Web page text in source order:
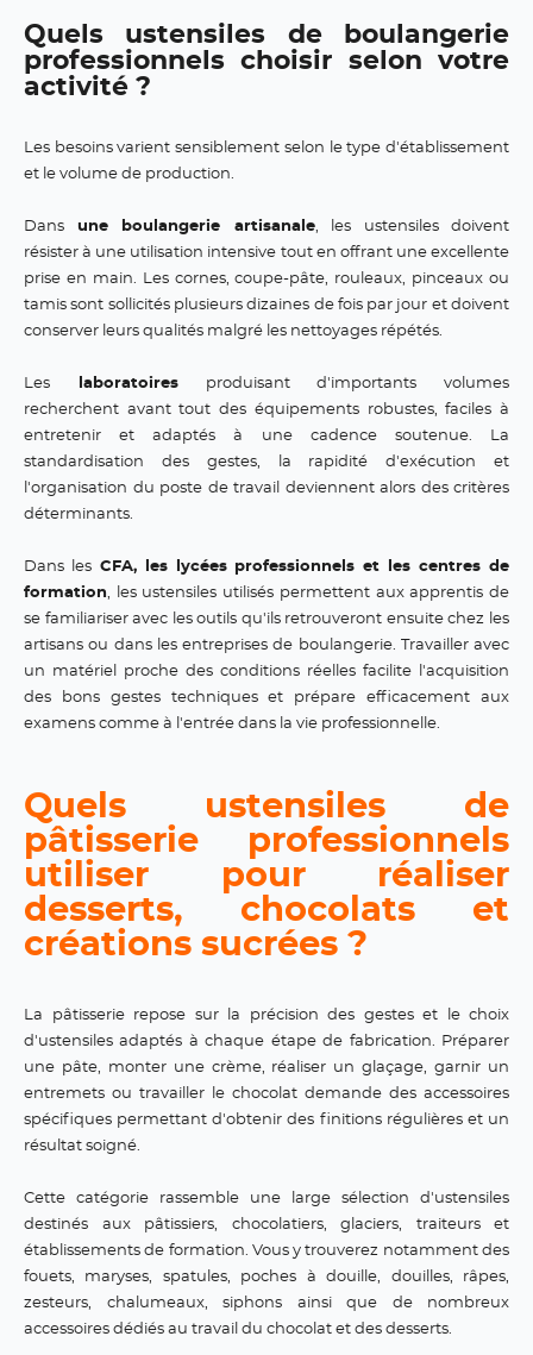
Quels ustensiles de boulangerie
professionnels choisir selon votre
activité ?
Les besoins varient sensiblement selon le type d'établissement
et le volume de production.
Dans une boulangerie artisanale, les ustensiles doivent
résister à une utilisation intensive tout en offrant une excellente
prise en main. Les cornes, coupe-pâte, rouleaux, pinceaux ou
tamis sont sollicités plusieurs dizaines de fois par jour et doivent
conserver leurs qualités malgré les nettoyages répétés.
Les laboratoiresproduisant d'importants volumes
recherchent avant tout des équipements robustes, faciles à
entretenir et adaptés à une cadence soutenue. La
standardisation des gestes, la rapidité d'exécution et
l'organisation du poste de travail deviennent alors des critères
déterminants.
Dans lesCFA, les lycées professionnels et les centres de
formation, les ustensiles utilisés permettent aux apprentis de
se familiariser avec les outils qu'ils retrouveront ensuite chez les
artisans ou dans les entreprises de boulangerie. Travailler avec
un matériel proche des conditions réelles facilite l'acquisition
des bons gestes techniques et prépare efficacement aux
examens comme à l'entrée dans la vie professionnelle.
Quels ustensiles de
pâtisserie professionnels
utiliser pour réaliser
desserts, chocolats et
créations sucrées ?
La pâtisserie repose sur la précision des gestes et le choix
d'ustensiles adaptés à chaque étape de fabrication. Préparer
une pâte, monter une crème, réaliser un glaçage, garnir un
entremets ou travailler le chocolat demande des accessoires
spécifiques permettant d'obtenir des finitions régulières et un
résultat soigné.
Cette catégorie rassemble une large sélection d'ustensiles
destinés aux pâtissiers, chocolatiers, glaciers, traiteurs et
établissements de formation. Vous y trouverez notamment des
fouets, maryses, spatules, poches à douille, douilles, râpes,
zesteurs, chalumeaux, siphons ainsi que de nombreux
accessoires dédiés au travail du chocolat et des desserts.